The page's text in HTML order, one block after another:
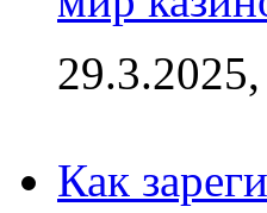
Как